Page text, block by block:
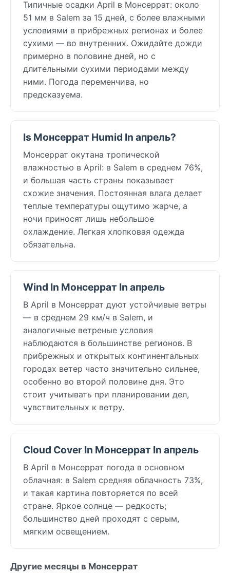
Типичные осадки April в Монсеррат: около
51 мм в Salem за 15 дней, с более влажными
условиями в прибрежных регионах и более
сухими — во внутренних. Ожидайте дожди
примерно в половине дней, но с
длительными сухими периодами между
ними. Погода переменчива, но
предсказуема.
Is Монсеррат Humid In апрель?
Монсеррат окутана тропической
влажностью в April: в Salem в среднем 76%,
и большая часть страны показывает
схожие значения. Постоянная влага делает
теплые температуры ощутимо жарче, а
ночи приносят лишь небольшое
охлаждение. Легкая хлопковая одежда
обязательна.
Wind In Монсеррат In апрель
В April в Монсеррат дуют устойчивые ветры
— в среднем 29 км/ч в Salem, и
аналогичные ветреные условия
наблюдаются в большинстве регионов. В
прибрежных и открытых континентальных
городах ветер часто значительно сильнее,
особенно во второй половине дня. Это
стоит учитывать при планировании дел,
чувствительных к ветру.
Cloud Cover In Монсеррат In апрель
В April в Монсеррат погода в основном
облачная: в Salem средняя облачность 73%,
и такая картина повторяется по всей
стране. Яркое солнце — редкость;
большинство дней проходят с серым,
мягким освещением.
Другие месяцы в Монсеррат